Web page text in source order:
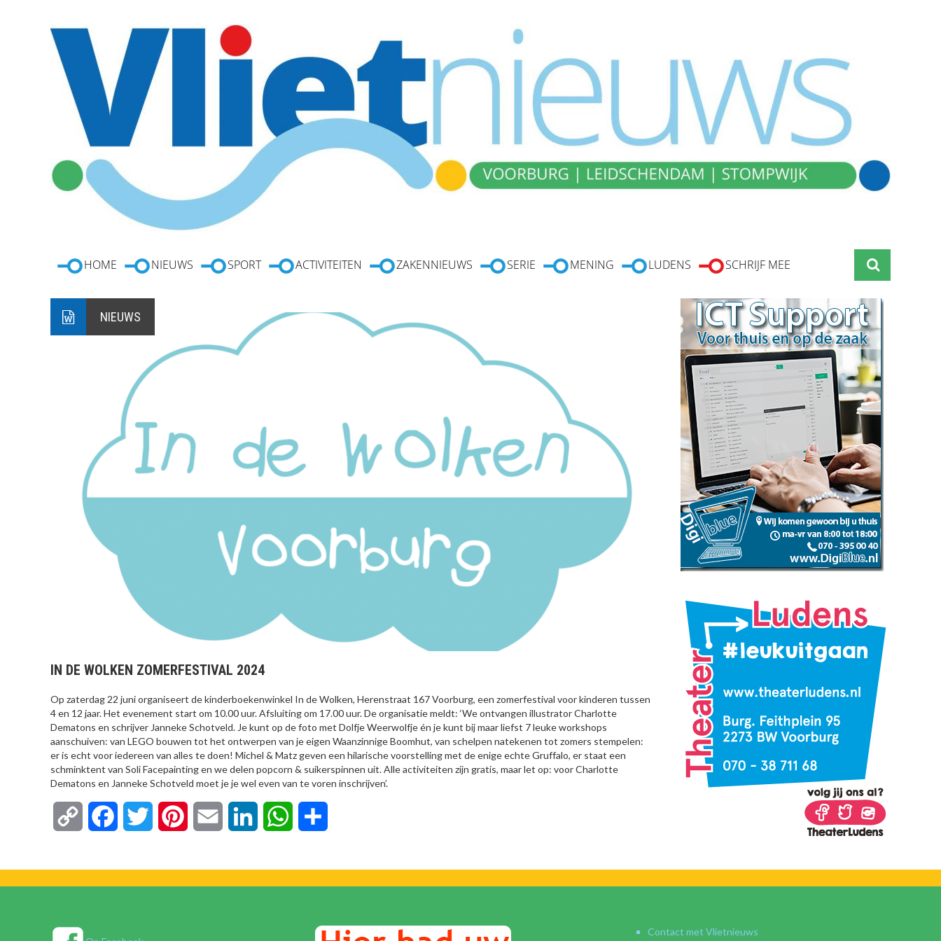
HOME NIEUWS SPORT ACTIVITEITEN ZAKENNIEUWS SERIE MENING LUDENS SCHRIJF MEE
NIEUWS
IN DE WOLKEN ZOMERFESTIVAL 2024
Op zaterdag 22 juni organiseert de kinderboekenwinkel In de Wolken, Herenstraat 167 Voorburg, een zomerfestival voor kinderen tussen
4 en 12 jaar. Het evenement start om 10.00 uur. Afsluiting om 17.00 uur. De organisatie meldt: ‘We ontvangen illustrator Charlotte
Dematons en schrijver Janneke Schotveld. Je kunt op de foto met Dolfje Weerwolfje én je kunt bij maar liefst 7 leuke workshops
aanschuiven: van LEGO bouwen tot het ontwerpen van je eigen Waanzinnige Boomhut, van schelpen natekenen tot zomers stempelen:
er is echt voor iedereen van alles te doen! Michel & Matz geven een hilarische voorstelling met de enige echte Gruffalo, er staat een
schminktent van Soli Facepainting en we delen popcorn & suikerspinnen uit. Alle activiteiten zijn gratis, maar let op: voor Charlotte
Dematons en Janneke Schotveld moet je je wel even van te voren inschrijven’.
Copy FacebookTwitter Pinterest Email LinkedIn WhatsApp
Contact met Vlietnieuws